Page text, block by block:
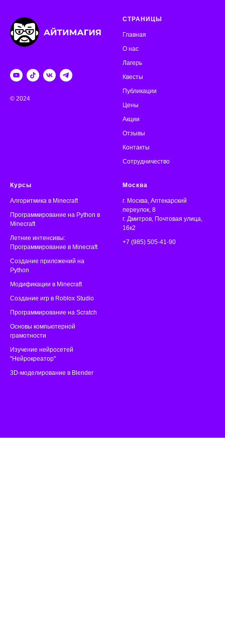
© 2024
СТРАНИЦЫ
Главная
О нас
Лагерь
Квесты
Публикации
Цены
Акции
Отзывы
Контакты
Сотрудничество
Курсы
Алгоритмика в Minecraft
Программирование на Python в
Minecraft
Летние интенсивы:
Программирование в Minecraft
Создание приложений на
Python
Модификации в Minecraft
Создание игр в Roblox Studio
Программирование на Scratch
Основы компьютерной
грамотности
Изучение нейросетей
"Нейрокреатор"
3D-моделирование в Blender
Москва
г. Москва, Аптекарский
переулок, 8
г. Дмитров, Почтовая улица,
16к2
+7 (985) 505-41-90